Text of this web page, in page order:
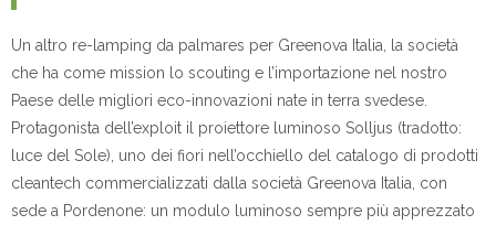
Un altro re-lamping da palmares per Greenova Italia, la società
che ha come mission lo scouting e l’importazione nel nostro
Paese delle migliori eco-innovazioni nate in terra svedese.
Protagonista dell’exploit il proiettore luminoso Solljus (tradotto:
luce del Sole), uno dei fiori nell’occhiello del catalogo di prodotti
cleantech commercializzati dalla società Greenova Italia, con
sede a Pordenone: un modulo luminoso sempre più apprezzato